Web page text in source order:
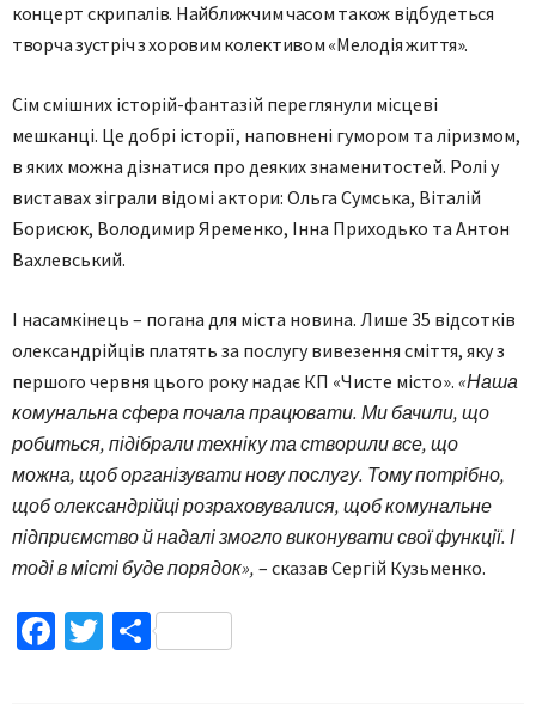
концерт скрипалів. Найближчим часом також відбудеться
творча зустріч з хоровим колективом «Мелодія життя».
Сім смішних історій-фантазій переглянули місцеві
мешканці. Це добрі історії, наповнені гумором та ліризмом,
в яких можна дізнатися про деяких знаменитостей. Ролі у
виставах зіграли відомі актори: Ольга Сумська, Віталій
Борисюк, Володимир Яременко, Інна Приходько та Антон
Вахлевський.
І насамкінець – погана для міста новина. Лише 35 відсотків
олександрійців платять за послугу вивезення сміття, яку з
першого червня цього року надає КП «Чисте місто». «Наша
комунальна сфера почала працювати. Ми бачили, що
робиться, підібрали техніку та створили все, що
можна, щоб організувати нову послугу. Тому потрібно,
щоб олександрійці розраховувалися, щоб комунальне
підприємство й надалі змогло виконувати свої функції. І
тоді в місті буде порядок», – сказав Сергій Кузьменко.
Facebook
TwitterПоділитися